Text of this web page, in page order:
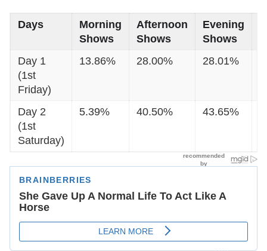
Days
Morning
Shows
Afternoon
Shows
Evening
Shows
Day 1
(1st
Friday)
13.86% 28.00% 28.01%
Day 2
(1st
Saturday)
5.39% 40.50% 43.65%